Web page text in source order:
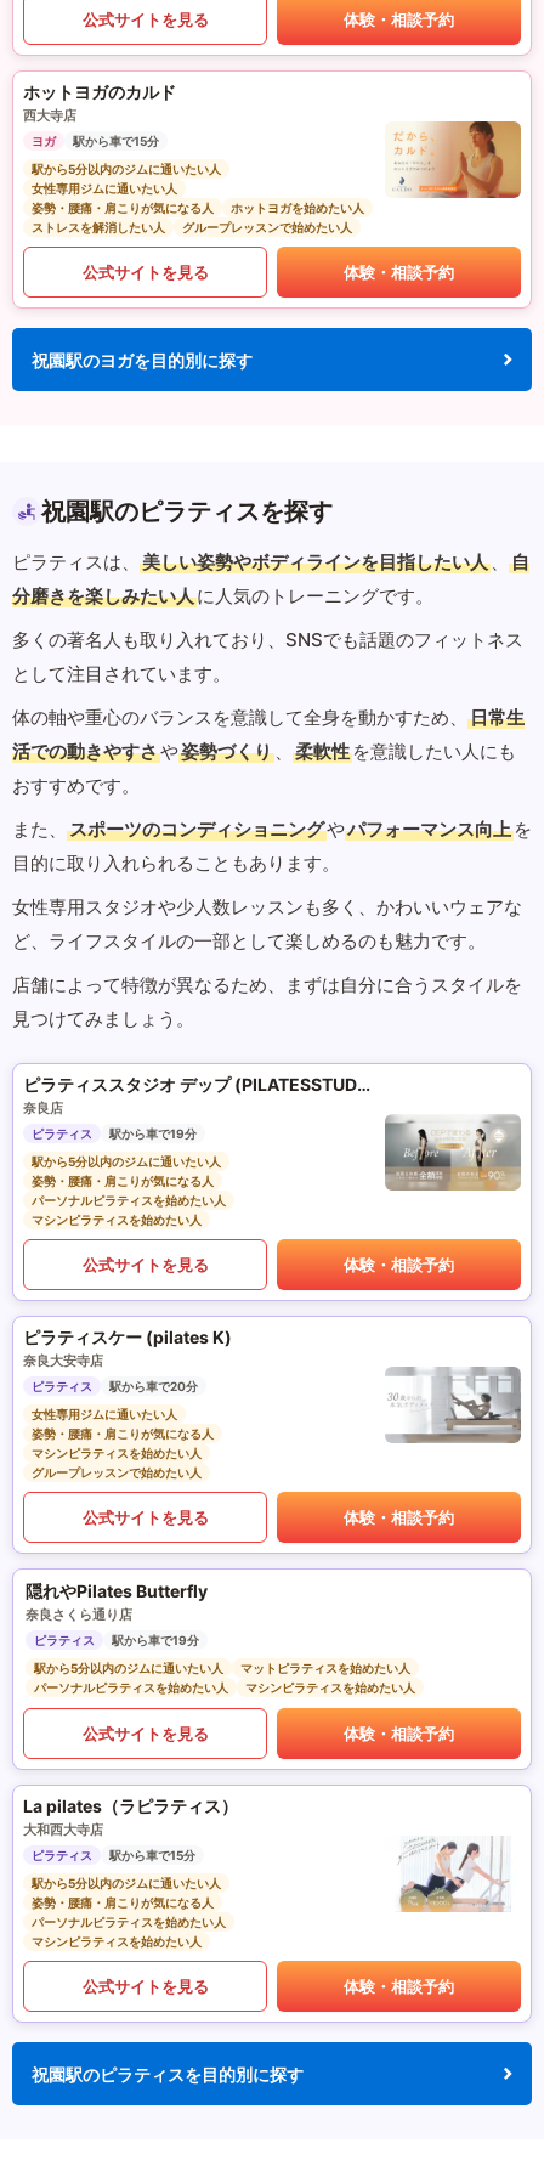
公式サイトを見る 体験・相談予約
ホットヨガのカルド
西大寺店
ヨガ
駅から車で15分
駅から5分以内のジムに通いたい人
女性専用ジムに通いたい人
姿勢・腰痛・肩こりが気になる人
ホットヨガを始めたい人
ストレスを解消したい人
グループレッスンで始めたい人
公式サイトを見る 体験・相談予約
祝園駅のヨガを目的別に探す
祝園駅のピラティスを探す
ピラティスは、 美しい姿勢やボディラインを目指したい人 、
自
分磨きを楽しみたい人に人気のトレーニングです。
多くの著名人も取り入れており、SNSでも話題のフィットネス
として注目されています。
体の軸や重心のバランスを意識して全身を動かすため、
日常生
活での動きやすさや姿勢づくり 、 柔軟性 を意識したい人にも
おすすめです。
また、
スポーツのコンディショニングやパフォーマンス向上 を
目的に取り入れられることもあります。
女性専用スタジオや少人数レッスンも多く、かわいいウェアな
ど、ライフスタイルの一部として楽しめるのも魅力です。
店舗によって特徴が異なるため、まずは自分に合うスタイルを
見つけてみましょう。
ピラティススタジオ デップ (PILATESSTUDIO DEP)
奈良店
ピラティス
駅から車で19分
駅から5分以内のジムに通いたい人
姿勢・腰痛・肩こりが気になる人
パーソナルピラティスを始めたい人
マシンピラティスを始めたい人
公式サイトを見る 体験・相談予約
ピラティスケー (pilates K)
奈良大安寺店
ピラティス
駅から車で20分
女性専用ジムに通いたい人
姿勢・腰痛・肩こりが気になる人
マシンピラティスを始めたい人
グループレッスンで始めたい人
公式サイトを見る 体験・相談予約
隠れやPilates Butterfly
奈良さくら通り店
ピラティス
駅から車で19分
駅から5分以内のジムに通いたい人
マットピラティスを始めたい人
パーソナルピラティスを始めたい人
マシンピラティスを始めたい人
公式サイトを見る 体験・相談予約
La pilates（ラピラティス）
大和西大寺店
ピラティス
駅から車で15分
駅から5分以内のジムに通いたい人
姿勢・腰痛・肩こりが気になる人
パーソナルピラティスを始めたい人
マシンピラティスを始めたい人
公式サイトを見る 体験・相談予約
祝園駅のピラティスを目的別に探す